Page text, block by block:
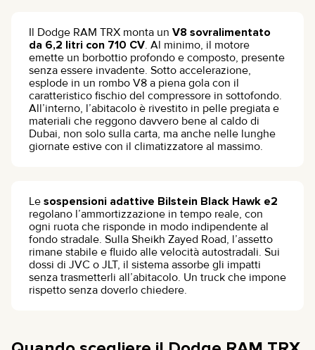
Il Dodge RAM TRX monta un V8 sovralimentato
da 6,2 litri con 710 CV. Al minimo, il motore
emette un borbottio profondo e composto, presente
senza essere invadente. Sotto accelerazione,
esplode in un rombo V8 a piena gola con il
caratteristico fischio del compressore in sottofondo.
All’interno, l’abitacolo è rivestito in pelle pregiata e
materiali che reggono davvero bene al caldo di
Dubai, non solo sulla carta, ma anche nelle lunghe
giornate estive con il climatizzatore al massimo.
Le sospensioni adattive Bilstein Black Hawk e2
regolano l’ammortizzazione in tempo reale, con
ogni ruota che risponde in modo indipendente al
fondo stradale. Sulla Sheikh Zayed Road, l’assetto
rimane stabile e fluido alle velocità autostradali. Sui
dossi di JVC o JLT, il sistema assorbe gli impatti
senza trasmetterli all’abitacolo. Un truck che impone
rispetto senza doverlo chiedere.